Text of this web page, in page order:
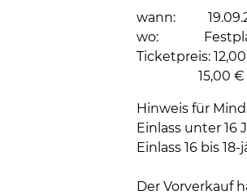
wann:
wo: Festplatz
Ticketpreis:
15,00 €
Hinweis für
Einlass unter 16
Einlass 16 bis
Der Vorverkauf